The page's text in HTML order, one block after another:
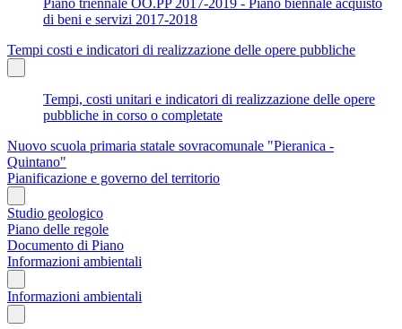
di beni e servizi 2017-2018
Tempi costi e indicatori di realizzazione delle opere pubbliche
Tempi, costi unitari e indicatori di realizzazione delle opere
pubbliche in corso o completate
Nuovo scuola primaria statale sovracomunale "Pieranica -
Quintano"
Pianificazione e governo del territorio
Studio geologico
Piano delle regole
Documento di Piano
Informazioni ambientali
Informazioni ambientali